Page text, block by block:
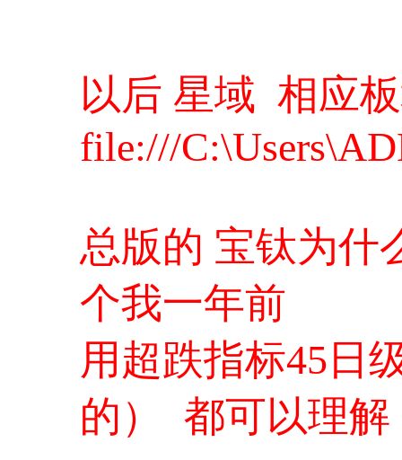
以后 星域 相应
file:///
总版的 宝钛为
个我一年前
用超跌指标45日
的） 都可以理解